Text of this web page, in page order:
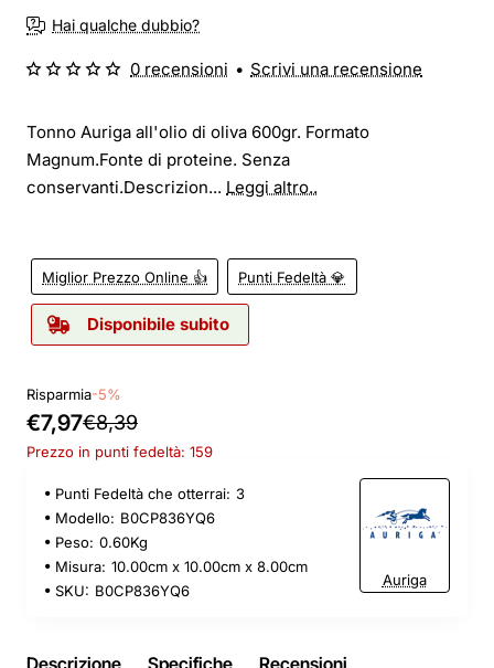
Hai qualche dubbio?
Tonno Auriga all'olio di oliva 600gr. Formato
Magnum.Fonte di proteine. Senza
conservanti.Descrizion... Leggi altro..
Miglior Prezzo Online 👍 Punti Fedeltà 💎
Disponibile subito
0 recensioni • Scrivi una recensione
Risparmia-5%
€7,97€8,39
Prezzo in punti fedeltà: 159
Punti Fedeltà che otterrai: 3
Modello: B0CP836YQ6
Peso: 0.60Kg
Misura: 10.00cm x 10.00cm x 8.00cm
SKU: B0CP836YQ6
Auriga
Descrizione Specifiche Recensioni